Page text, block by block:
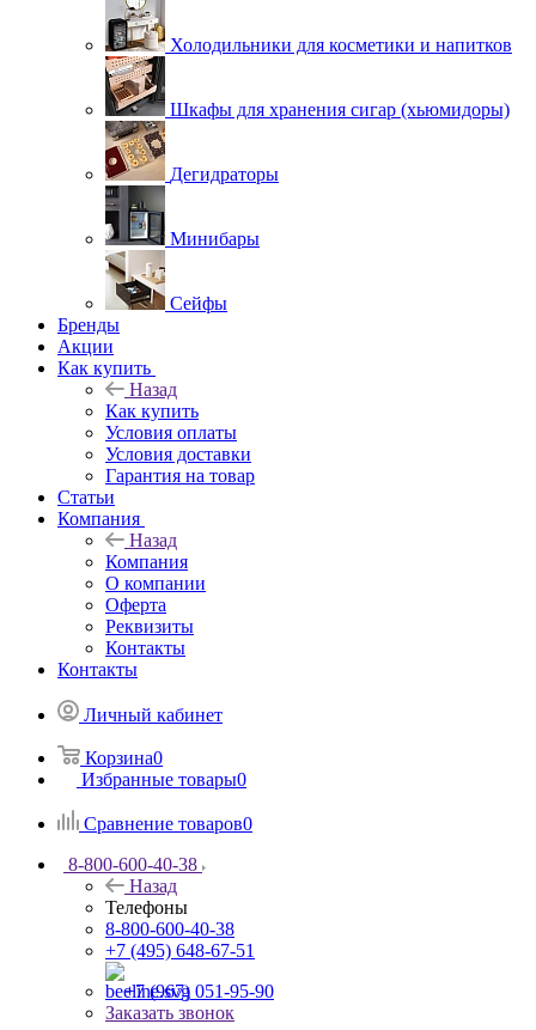
Холодильники для косметики и напитков
Шкафы для хранения сигар (хьюмидоры)
Дегидраторы
Минибары
Сейфы
Бренды
Акции
Как купить
Назад
Как купить
Условия оплаты
Условия доставки
Гарантия на товар
Статьи
Компания
Назад
Компания
О компании
Оферта
Реквизиты
Контакты
Контакты
Личный кабинет
Корзина0
Избранные товары0
Сравнение товаров0
8-800-600-40-38
Назад
Телефоны
8-800-600-40-38
+7 (495) 648-67-51
+7 (967) 051-95-90
Заказать звонок